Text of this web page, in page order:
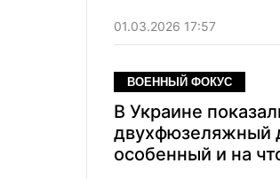
01.03.2026 17:57
ВОЕННЫЙ ФОКУС
В Украине
двухфюзеляжный
особенный и на